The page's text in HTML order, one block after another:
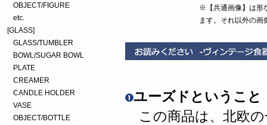
※【共通画像】は形
ます。それ以外の画
ユーズドということ
この商品は、北欧の
OBJECT/FIGURE
etc.
[GLASS]
GLASS/TUMBLER
BOWL/SUGAR BOWL
PLATE
CREAMER
CANDLE HOLDER
VASE
OBJECT/BOTTLE